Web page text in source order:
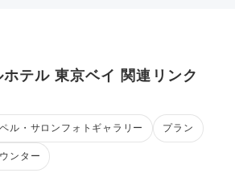
テル 東京ベイ 関連リンク
ル・サロンフォトギャラリー プラン
ンター